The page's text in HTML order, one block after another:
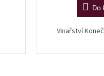
Do
Vinařství